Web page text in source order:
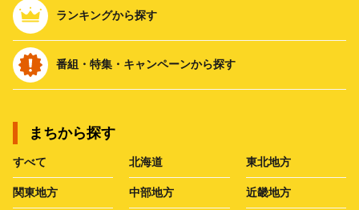
ランキングから探す
番組・特集・キャンペーンから探す
まちから探す
すべて 北海道 東北地方
関東地方 中部地方 近畿地方